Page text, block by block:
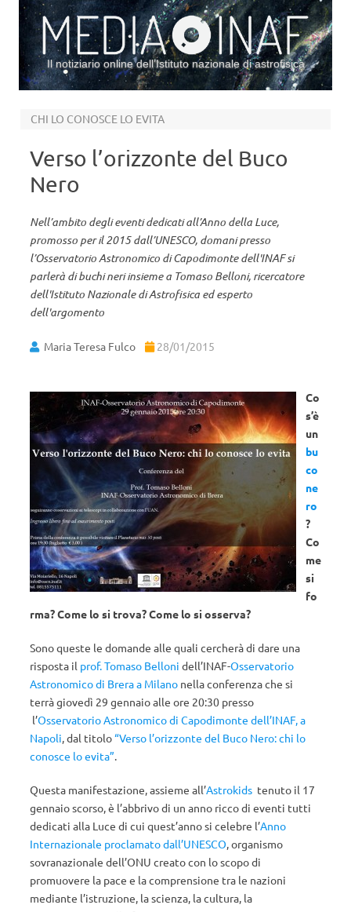
Il notiziario online dell’Istituto nazionale di astrofisica
CHI LO CONOSCE LO EVITA
Verso l’orizzonte del Buco
Nero
Nell’ambito degli eventi dedicati all’Anno della Luce,
promosso per il 2015 dall’UNESCO, domani presso
l’Osservatorio Astronomico di Capodimonte dell'INAF si
parlerà di buchi neri insieme a Tomaso Belloni, ricercatore
dell'Istituto Nazionale di Astrofisica ed esperto
dell'argomento
Maria Teresa Fulco 28/01/2015
Co
s’è
un
bu
co
ne
ro
?
Co
me
si
fo
rma? Come lo si trova? Come lo si osserva?
Sono queste le domande alle quali cercherà di dare una
risposta il prof. Tomaso Belloni dell’INAF-Osservatorio
Astronomico di Brera a Milano nella conferenza che si
terrà giovedì 29 gennaio alle ore 20:30 presso
l’Osservatorio Astronomico di Capodimonte dell’INAF, a
Napoli, dal titolo“Verso l’orizzonte del Buco Nero: chi lo
conosce lo evita”.
Questa manifestazione, assieme all’Astrokids tenuto il 17
gennaio scorso, è l’abbrivo di un anno ricco di eventi tutti
dedicati alla Luce di cui quest’anno si celebre l’Anno
Internazionale proclamato dall’UNESCO, organismo
sovranazionale dell’ONU creato con lo scopo di
promuovere la pace e la comprensione tra le nazioni
mediante l’istruzione, la scienza, la cultura, la